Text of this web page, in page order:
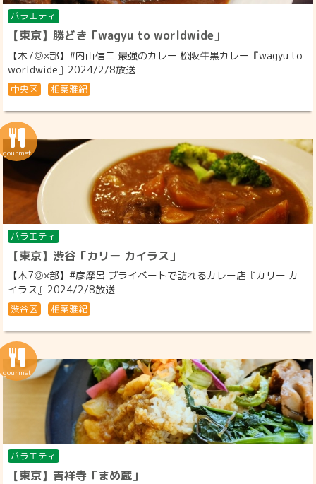
バラエティ
【東京】勝どき「wagyu to worldwide」
【木7◎×部】#内山信二 最強のカレー 松阪牛黒カレー『wagyu to
worldwide』2024/2/8放送
中央区 相葉雅紀
バラエティ
【東京】渋谷「カリー カイラス」
【木7◎×部】#彦摩呂 プライベートで訪れるカレー店『カリー カ
イラス』2024/2/8放送
渋谷区 相葉雅紀
バラエティ
【東京】吉祥寺「まめ蔵」